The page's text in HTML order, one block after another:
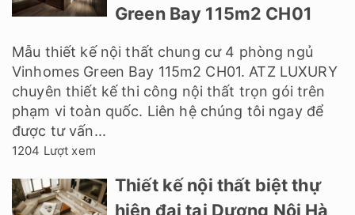
Green Bay 115m2 CH01
Mẫu thiết kế nội thất chung cư 4 phòng ngủ
Vinhomes Green Bay 115m2 CH01. ATZ LUXURY
chuyên thiết kế thi công nội thất trọn gói trên
phạm vi toàn quốc. Liên hệ chúng tôi ngay để
được tư vấn...
1204 Lượt xem
Thiết kế nội thất biệt thự
hiện đại tại Dương Nội Hà